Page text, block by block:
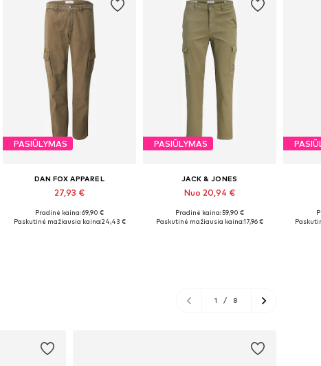
PASIŪLYMAS
DAN FOX APPAREL
27,93 €
Galimi dydžiai: 31-32, 33, 34
Pradinė kaina: 69,90 €
Paskutinė mažiausia kaina:24,43 €
PASIŪLYMAS
JACK & JONES
Nuo 20,94 €
Yra daugybė dydžių
Pradinė kaina: 59,90 €
Paskutinė mažiausia kaina:17,96 €
1 / 8